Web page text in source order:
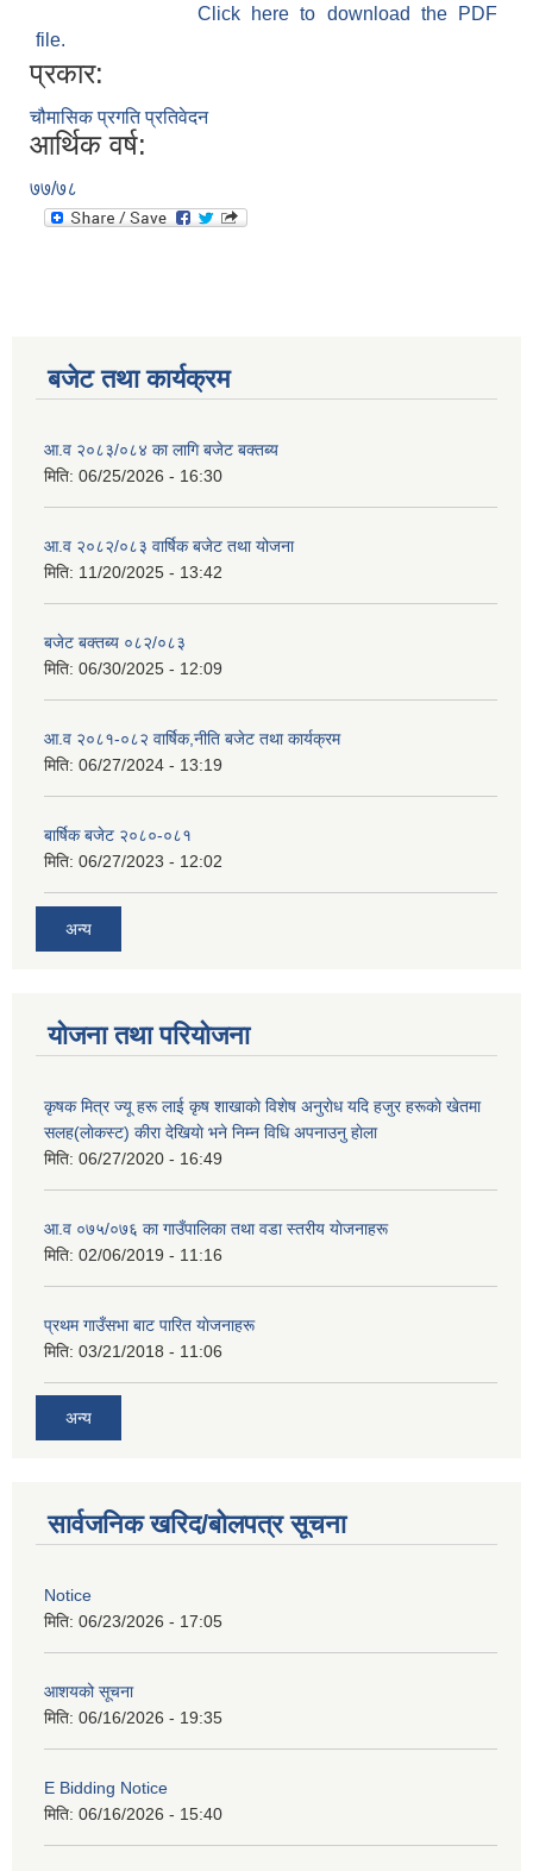
Click here to download the PDF
file.
प्रकार:
चौमासिक प्रगति प्रतिवेदन
आर्थिक वर्ष:
७७/७८
बजेट तथा कार्यक्रम
आ.व २०८३/०८४ का लागि बजेट बक्तब्य
मिति: 06/25/2026 - 16:30
आ.व २०८२/०८३ वार्षिक बजेट तथा योजना
मिति: 11/20/2025 - 13:42
बजेट बक्तब्य ०८२/०८३
मिति: 06/30/2025 - 12:09
आ.व २०८१-०८२ वार्षिक,नीति बजेट तथा कार्यक्रम
मिति: 06/27/2024 - 13:19
बार्षिक बजेट २०८०-०८१
मिति: 06/27/2023 - 12:02
अन्य
योजना तथा परियोजना
कृषक मित्र ज्यू हरू लाई कृष शाखाकाे विशेष अनुराेध यदि हजुर हरूकाे खेतमा
सलह(लाेकस्ट) कीरा देखियाे भने निम्न विधि अपनाउनु हाेला
मिति: 06/27/2020 - 16:49
आ‍.व ०७५/०७६ का गाउँपालिका तथा वडा स्तरीय याेजनाहरू
मिति: 02/06/2019 - 11:16
प्रथम गाउँसभा बाट पारित याेजनाहरू
मिति: 03/21/2018 - 11:06
अन्य
सार्वजनिक खरिद/बोलपत्र सूचना
Notice
मिति: 06/23/2026 - 17:05
आशयको सूचना
मिति: 06/16/2026 - 19:35
E Bidding Notice
मिति: 06/16/2026 - 15:40